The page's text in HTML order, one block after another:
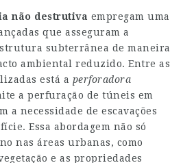
não destrutiva empregam uma
que asseguram a
subterrânea de maneira
ambiental reduzido. Entre as
está a perforadora
a perfuração de túneis em
a necessidade de escavações
Essa abordagem não só
nas áreas urbanas, como
e as propriedades